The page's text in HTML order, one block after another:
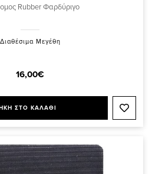
Rubber Φαρδύριγο
Διαθέσιμα Μεγέθη
16,00€
ΣΤΟ ΚΑΛΑΘΙ